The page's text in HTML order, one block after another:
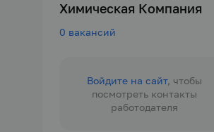
Химическая Компания
0 вакансий
Войдите на сайт, чтобы
посмотреть контакты
работодателя